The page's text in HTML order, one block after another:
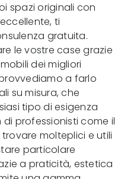
spazi originali con
ti
gratuita.
le vostre case grazie
dei migliori
a farlo
su misura, che
tipo di esigenza
professionisti come il
molteplici e utili
particolare
a praticità, estetica